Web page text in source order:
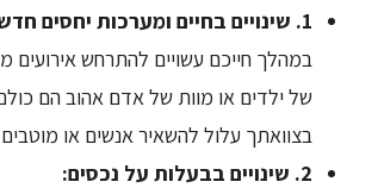
1. שינויים בחיים ומערכות יחסים חדשות:
במהלך חייכם עשויים להתרחש אירועים
של ילדים או מוות של אדם אהוב הם כולם
בצוואתך עלול להשאיר אנשים או
2. שינויים בבעלות על נכסים: